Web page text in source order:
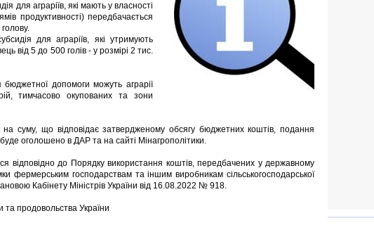
для аграріїв, які мають у власності
продуктивності) передбачається
для аграріїв, які утримують
від 5 до 500 голів - у розмірі 2 тис.
допомоги можуть аграрії
тимчасово окупованих та зони
суму, що відповідає затвердженому обсягу бюджетних коштів, подання
оголошено в ДАР та на сайті Мінагрополітики.
відповідно до Порядку використання коштів, передбачених у державному
фермерським господарствам та іншим виробникам сільськогосподарської
Кабінету Міністрів України від 16.08.2022 № 918.
та продовольства України